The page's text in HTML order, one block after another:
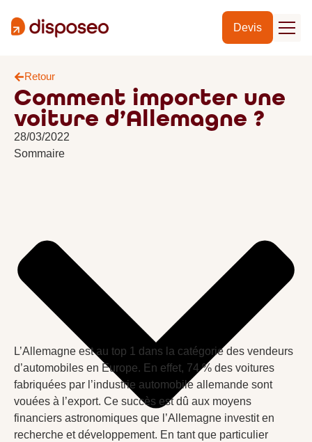
Devis
Retour
Comment importer une
voiture d’Allemagne ?
28/03/2022
Sommaire
L’Allemagne est au top 1 dans la catégorie des vendeurs
d’automobiles en Europe. En effet, 74 % des voitures
fabriquées par l’industrie automobile allemande sont
vouées à l’export. Ce succès est dû aux moyens
financiers astronomiques que l’Allemagne investit en
recherche et développement. En tant que particulier